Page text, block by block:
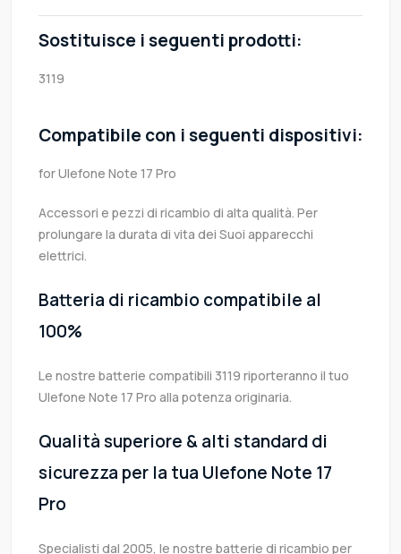
Sostituisce i seguenti prodotti:
3119
Compatibile con i seguenti dispositivi:
for Ulefone Note 17 Pro
Accessori e pezzi di ricambio di alta qualità. Per
prolungare la durata di vita dei Suoi apparecchi
elettrici.
Batteria di ricambio compatibile al
100%
Le nostre batterie compatibili 3119 riporteranno il tuo
Ulefone Note 17 Pro alla potenza originaria.
Qualità superiore & alti standard di
sicurezza per la tua Ulefone Note 17
Pro
Specialisti dal 2005, le nostre batterie di ricambio per